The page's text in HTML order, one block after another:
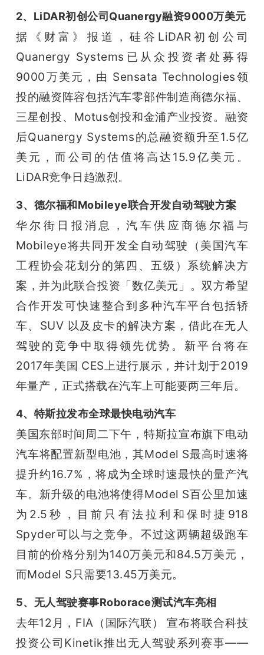
2、LiDAR初创公司Quanergy融资9000万美元
据《财富》报道，硅谷LiDAR初创公司
Quanergy Systems已从众投资者处募得
9000万美元，由 Sensata Technologies领
投的融资阵容包括汽车零部件制造商德尔福、
三星创投、Motus创投和金浦产业投资。 融资
后Quanergy Systems的总融资额升至1.5亿
美元，而公司的估值将高达15.9亿美元。
LiDAR竞争日趋激烈。
3、德尔福和Mobileye联合开发自动驾驶方案
华尔街日报消息，汽车供应商德尔福与
Mobileye将共同开发全自动驾驶（美国汽车
工程协会花划分的第四、五级）系统解决方
案，并为此联合投资「数亿美元」。双方希望
合作开发可快速整合到多种汽车平台包括轿
车、SUV 以及皮卡的解决方案，借此在无人
驾驶的竞争中取得领先优势。 新平台将在
2017年美国 CES上进行展示，并计划于2019
年量产，正式搭载在汽车上可能要两三年后。
4、特斯拉发布全球最快电动汽车
美国东部时间周二下午，特斯拉宣布旗下电动
汽车将配置新型电池，其Model S最高时速将
提升约16.7%，将成为全球时速最快的量产汽
车。 新升级的电池将使得Model S百公里加速
为2.5秒，目前只有法拉利和保时捷918
Spyder可以与之竞争。不过这两辆超级跑车
目前的价格分别为140万美元和84.5万美元，
而Model S只需要13.45万美元。
5、无人驾驶赛事Roborace测试汽车亮相
去年12月，FIA（国际汽联） 宣布将联合科技
投资公司Kinetik推出无人驾驶系列赛事——